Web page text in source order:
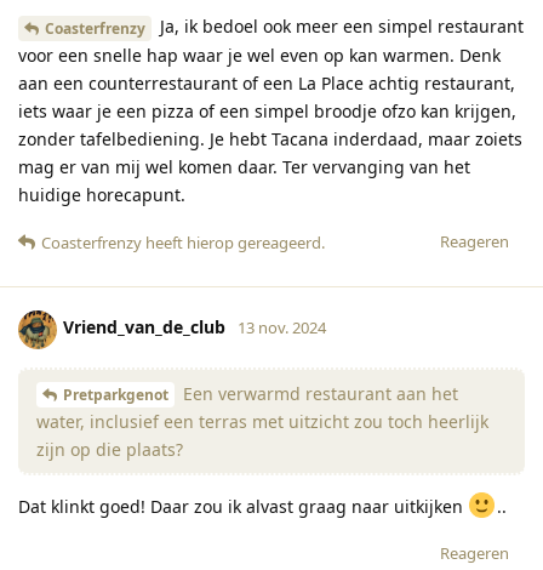
Coasterfrenzy
Ja, ik bedoel ook meer een simpel restaurant
voor een snelle hap waar je wel even op kan warmen. Denk
aan een counterrestaurant of een La Place achtig restaurant,
iets waar je een pizza of een simpel broodje ofzo kan krijgen,
zonder tafelbediening. Je hebt Tacana inderdaad, maar zoiets
mag er van mij wel komen daar. Ter vervanging van het
huidige horecapunt.
Reageren
Coasterfrenzy heeft hierop gereageerd.
Vriend_van_de_club 13 nov. 2024
Pretparkgenot
Een verwarmd restaurant aan het
water, inclusief een terras met uitzicht zou toch heerlijk
zijn op die plaats?
Dat klinkt goed! Daar zou ik alvast graag naar uitkijken ..
Reageren